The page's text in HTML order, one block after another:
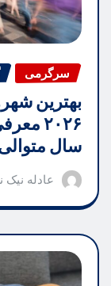
سرگرمی
بهترین
۲۰۲۶
سال
عادله نیک